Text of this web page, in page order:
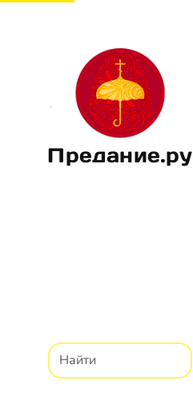
Предание.ру